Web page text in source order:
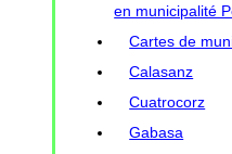
en municipalité
Cartes de
Calasanz
Cuatrocorz
Gabasa